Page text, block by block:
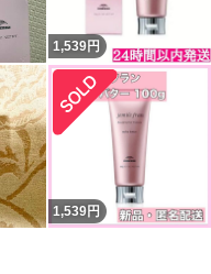
1,539円
1,539円